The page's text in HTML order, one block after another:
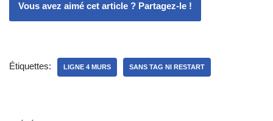
Vous avez aimé cet article ? Partagez-le !
Étiquettes: LIGNE 4 MURS SANS TAG NI RESTART